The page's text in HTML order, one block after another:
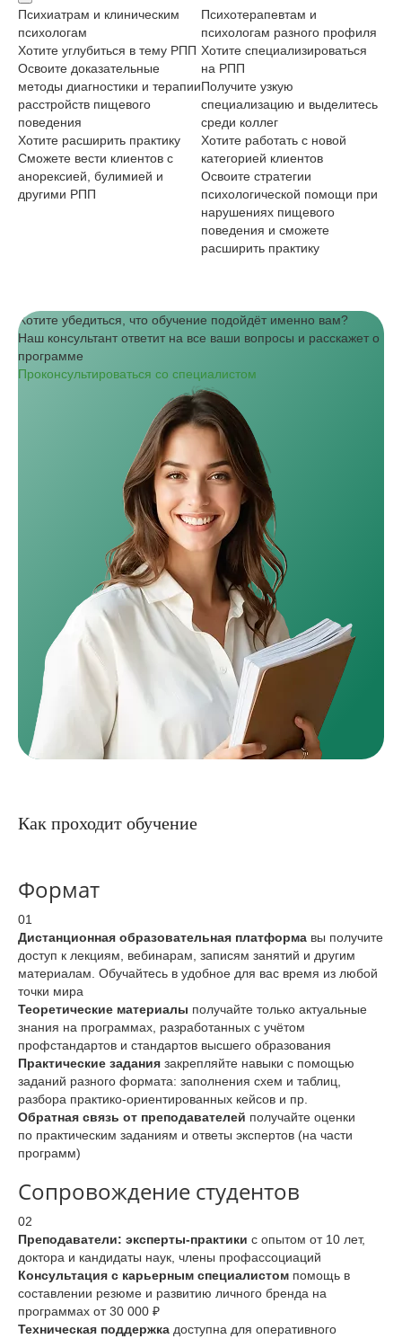
Психиатрам и клиническим
психологам
Хотите углубиться в тему РПП
Освоите доказательные
методы диагностики и терапии
расстройств пищевого
поведения
Хотите расширить практику
Сможете вести клиентов с
анорексией, булимией и
другими РПП
Психотерапевтам и
психологам разного профиля
Хотите специализироваться
на РПП
Получите узкую
специализацию и выделитесь
среди коллег
Хотите работать с новой
категорией клиентов
Освоите стратегии
психологической помощи при
нарушениях пищевого
поведения и сможете
расширить практику
Хотите убедиться, что обучение подойдёт именно вам?
Наш консультант ответит на все ваши вопросы и расскажет о
программе
Проконсультироваться со специалистом
Как проходит обучение
Формат
01
Дистанционная образовательная платформа вы получите
доступ к лекциям, вебинарам, записям занятий и другим
материалам. Обучайтесь в удобное для вас время из любой
точки мира
Теоретические материалы получайте только актуальные
знания на программах, разработанных с учётом
профстандартов и стандартов высшего образования
Практические задания закрепляйте навыки с помощью
заданий разного формата: заполнения схем и таблиц,
разбора практико-ориентированных кейсов и пр.
Обратная связь от преподавателей получайте оценки
по практическим заданиям и ответы экспертов (на части
программ)
Сопровождение студентов
02
Преподаватели: эксперты-практики с опытом от 10 лет,
доктора и кандидаты наук, члены профассоциаций
Консультация с карьерным специалистом помощь в
составлении резюме и развитию личного бренда на
программах от 30 000 ₽
Техническая поддержка доступна для оперативного